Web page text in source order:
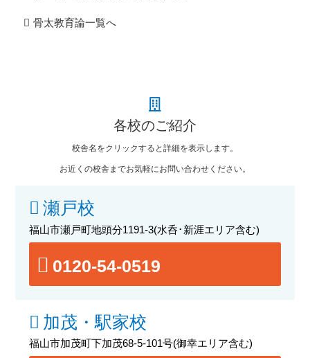
骨太教育論一覧へ
各校のご紹介
校舎名をクリックすると詳細を表示します。
お近くの校舎までお気軽にお問い合わせください。
瀬戸校
福山市瀬戸町地頭分1191-3(水呑･新涯エリア含む)
0120-54-0519
加茂・駅家校
福山市加茂町下加茂68-5-101号(御幸エリア含む)